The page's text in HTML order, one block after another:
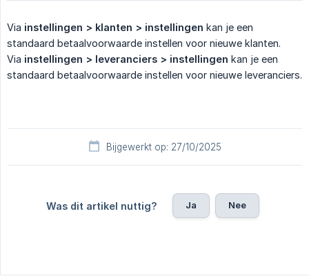
Via instellingen > klanten > instellingen kan je een
standaard betaalvoorwaarde instellen voor nieuwe klanten.
Via instellingen > leveranciers > instellingen kan je een
standaard betaalvoorwaarde instellen voor nieuwe leveranciers.
Bijgewerkt op: 27/10/2025
Was dit artikel nuttig? Ja Nee